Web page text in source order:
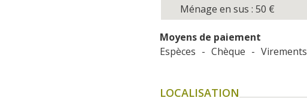
Ménage en sus : 50 €
Moyens de paiement
Espèces - Chèque - Virements
LOCALISATION